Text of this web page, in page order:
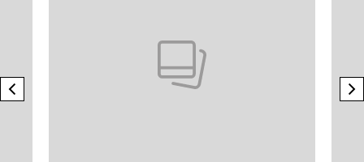
previous element